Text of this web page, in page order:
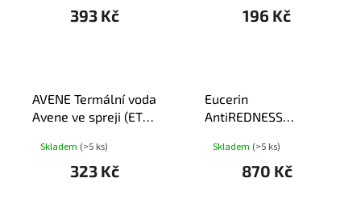
393 Kč 196 Kč
AVENE Termální voda
Avene ve spreji (ETA)
Skladem (>5 ks)
323 Kč
Eucerin
AntiREDNESS
krém 50ml
Skladem (>5 ks)
870 Kč